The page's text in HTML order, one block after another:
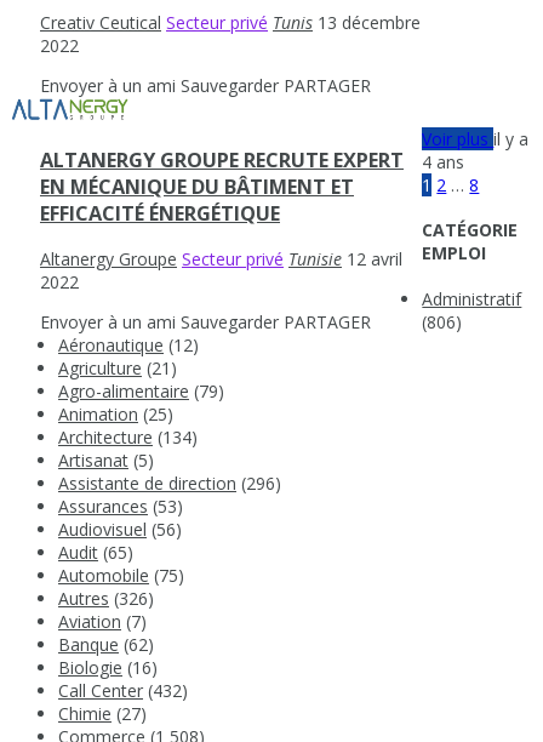
Creativ Ceutical Secteur privé Tunis 13 décembre
2022
Envoyer à un ami Sauvegarder PARTAGER
ALTANERGY GROUPE RECRUTE EXPERT
EN MÉCANIQUE DU BÂTIMENT ET
EFFICACITÉ ÉNERGÉTIQUE
Altanergy Groupe Secteur privé Tunisie 12 avril
2022
Envoyer à un ami Sauvegarder PARTAGER
Voir plusil y a
4 ans
1 2 … 8
CATÉGORIE
EMPLOI
Administratif
(806)
Aéronautique (12)
Agriculture (21)
Agro-alimentaire (79)
Animation (25)
Architecture (134)
Artisanat (5)
Assistante de direction (296)
Assurances (53)
Audiovisuel (56)
Audit (65)
Automobile (75)
Autres (326)
Aviation (7)
Banque (62)
Biologie (16)
Call Center (432)
Chimie (27)
Commerce (1 508)